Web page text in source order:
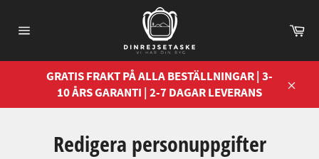
vidare
GRATIS FRAKT PÅ ALLA BESTÄLLNINGAR | 3-
10 ÅRS GARANTI | 2-7 DAGAR LEVERANS
Redigera personuppgifter